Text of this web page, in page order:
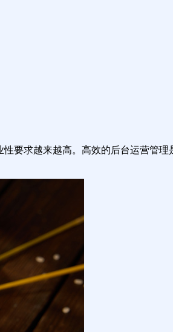
要求越来越高。高效的后台运营管